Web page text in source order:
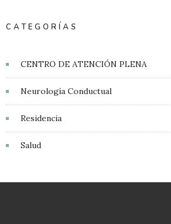
CATEGORÍAS
CENTRO DE ATENCIÓN PLENA
Neurología Conductual
Residencia
Salud